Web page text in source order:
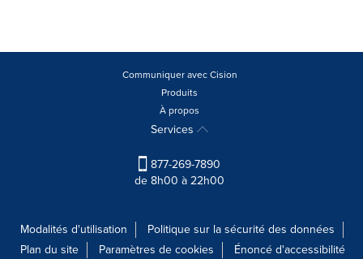
Communiquer avec Cision
Produits
À propos
Services
877-269-7890
de 8h00 à 22h00
Modalités d'utilisation
Politique sur la sécurité des données
Plan du site
Paramètres de cookies Énoncé d'accessibilité